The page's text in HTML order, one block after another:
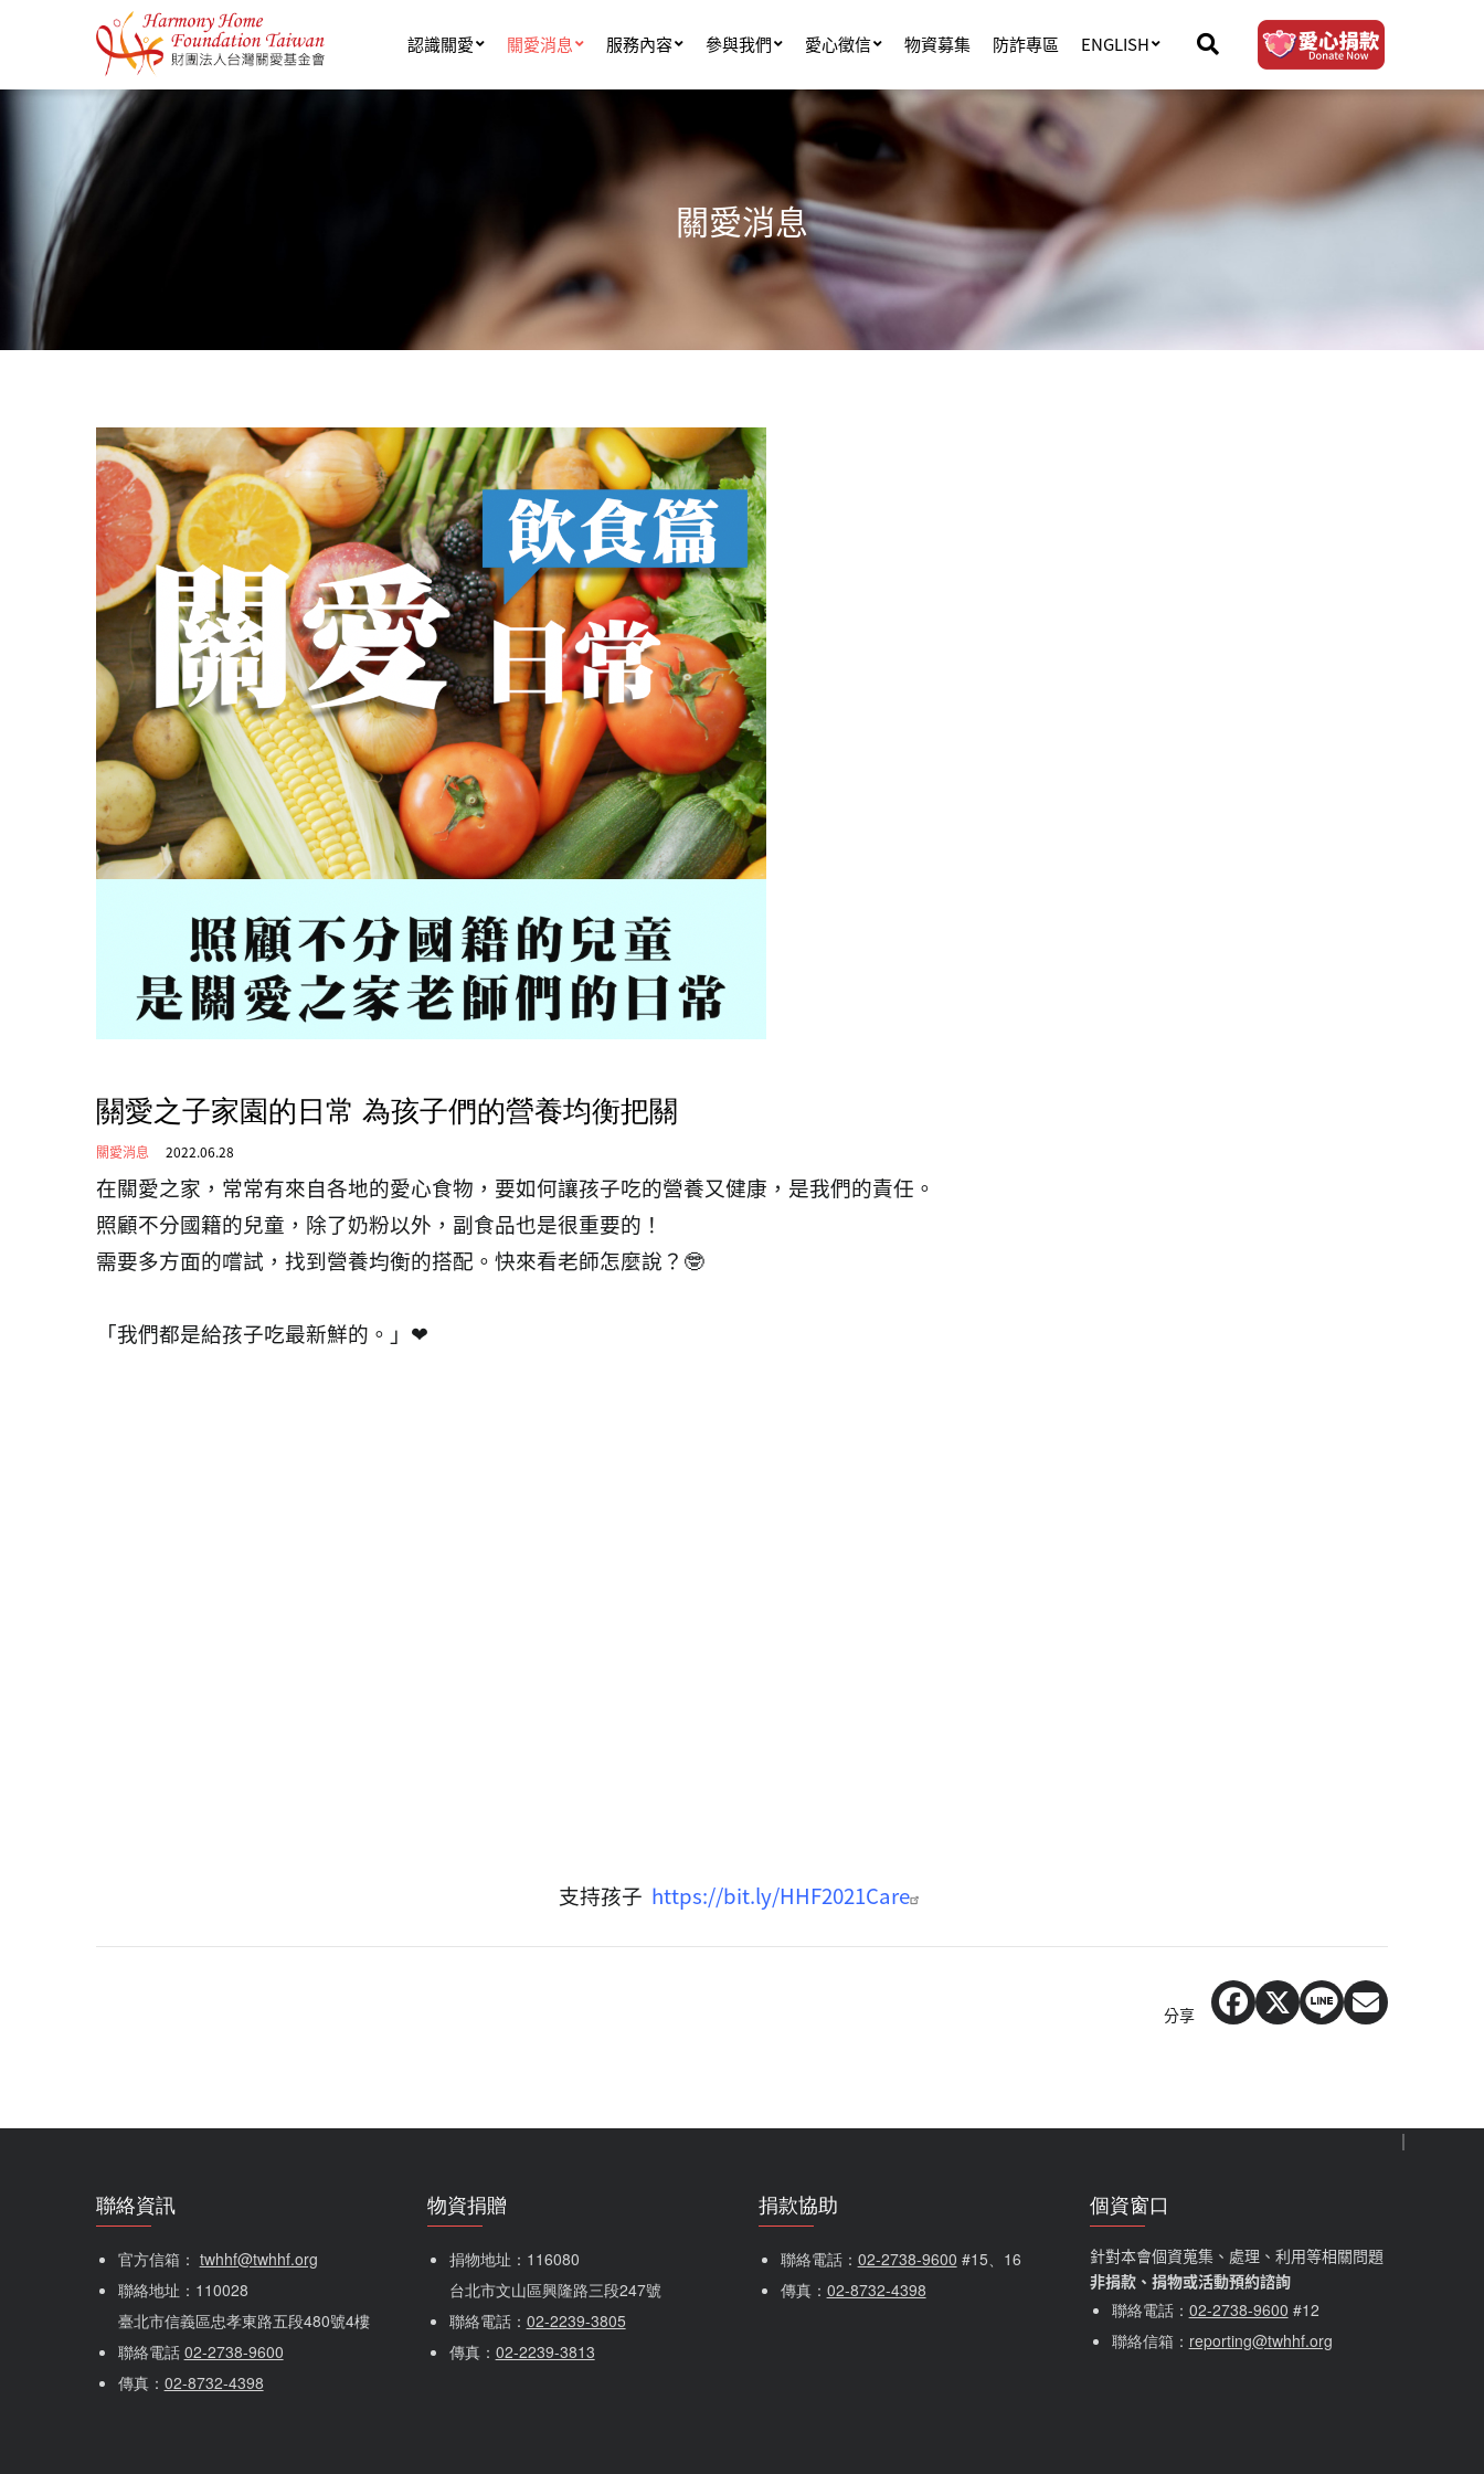
認識關愛 關愛消息 服務內容 參與我們 愛心徵信 物資募集 防詐專區 ENGLISH
關愛消息
關愛之子家園的日常 為孩子們的營養均衡把關
關愛消息 2022.06.28
在關愛之家，常常有來自各地的愛心食物，要如何讓孩子吃的營養又健康，是我們的責任。
照顧不分國籍的兒童，除了奶粉以外，副食品也是很重要的！
需要多方面的嚐試，找到營養均衡的搭配。快來看老師怎麼說？🤓
「我們都是給孩子吃最新鮮的。」❤
支持孩子 https://bit.ly/HHF2021Care
分享
聯絡資訊
官方信箱： twhhf@twhhf.org
聯絡地址：110028
臺北市信義區忠孝東路五段480號4樓
聯絡電話 02-2738-9600
傳真： 02-8732-4398
物資捐贈
捐物地址：116080
台北市文山區興隆路三段247號
聯絡電話： 02-2239-3805
傳真： 02-2239-3813
捐款協助
聯絡電話： 02-2738-9600 #15、16
傳真： 02-8732-4398
個資窗口
針對本會個資蒐集、處理、利用等相關問題
非捐款、捐物或活動預約諮詢
聯絡電話： 02-2738-9600 #12
聯絡信箱： reporting@twhhf.org